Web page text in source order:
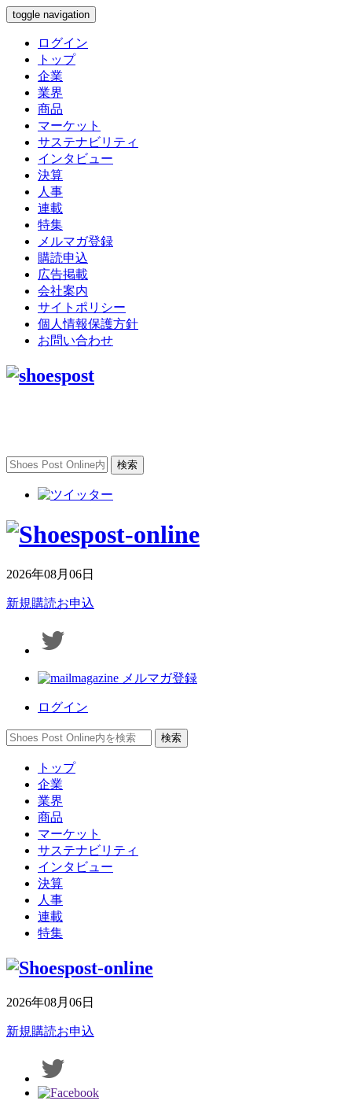
toggle navigation
ログイン
トップ
企業
業界
商品
マーケット
サステナビリティ
インタビュー
決算
人事
連載
特集
メルマガ登録
購読申込
広告掲載
会社案内
サイトポリシー
個人情報保護方針
お問い合わせ
2026年08月06日
新規購読お申込
メルマガ登録
ログイン
トップ
企業
業界
商品
マーケット
サステナビリティ
インタビュー
決算
人事
連載
特集
2026年08月06日
新規購読お申込